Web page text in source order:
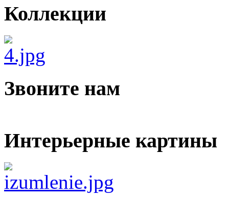
Коллекции
Звоните нам
Интерьерные картины